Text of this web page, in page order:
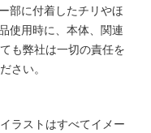
部に付着したチリやほ
使用時に、本体、関連
も弊社は一切の責任を
さい。
ラストはすべてイメー